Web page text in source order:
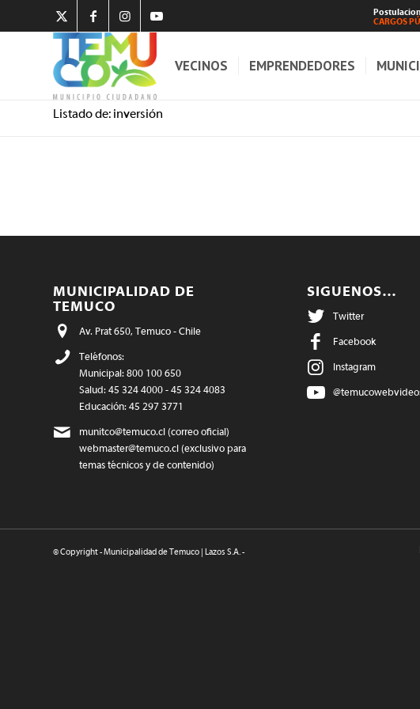
CARGOS
VECINOS EMPRENDEDORES
Listado de: inversión
MUNICIPALIDAD DE
TEMUCO
Av. Prat 650, Temuco - Chile
Teléfonos:
Municipal: 800 100 650
Salud: 45 324 4000 - 45 324 4083
Educación: 45 297 3771
munitco@temuco.cl (correo oficial)
webmaster@temuco.cl (exclusivo para
temas técnicos y de contenido)
SIGUENOS…
Twitter
Facebook
Instagram
© Copyright - Municipalidad de Temuco | Lazos S.A. -